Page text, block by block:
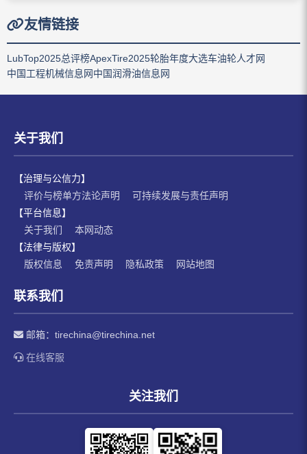
友情链接
LubTop2025总评榜ApexTire2025轮胎年度大选车油轮人才网
中国工程机械信息网中国润滑油信息网
关于我们
【治理与公信力】
评价与榜单方法论声明
可持续发展与责任声明
【平台信息】
关于我们
本网动态
【法律与版权】
版权信息
免责声明 隐私政策 网站地图
联系我们
邮箱： tirechina@tirechina.net
在线客服
关注我们